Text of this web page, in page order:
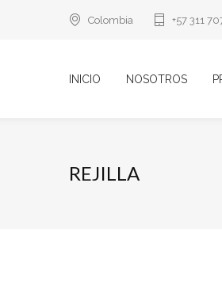
Colombia +57 311
INICIO NOSOTROS
REJILLA